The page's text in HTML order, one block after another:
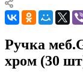
Ручка
хром (30